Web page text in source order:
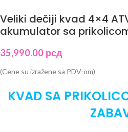
Veliki dečiji kvad 4×4
akumulator sa
35,990.00 рсд
(Cene su izražene sa PDV-om)
KVAD SA